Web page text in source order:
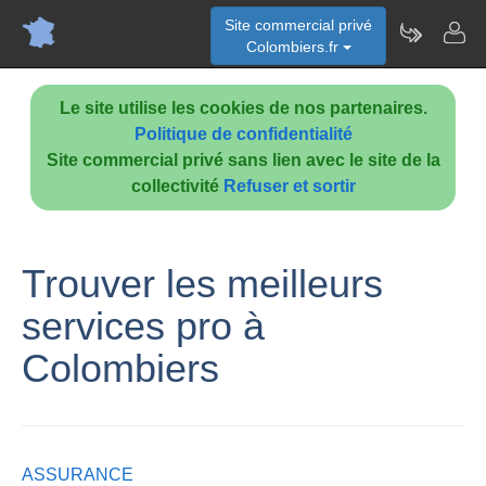
Le site utilise les cookies de nos partenaires.
Politique de confidentialité
Site commercial privé sans lien avec le site de la
collectivité Refuser et sortir
Site commercial privé
Colombiers.fr
Trouver les meilleurs
services pro à
Colombiers
ASSURANCE